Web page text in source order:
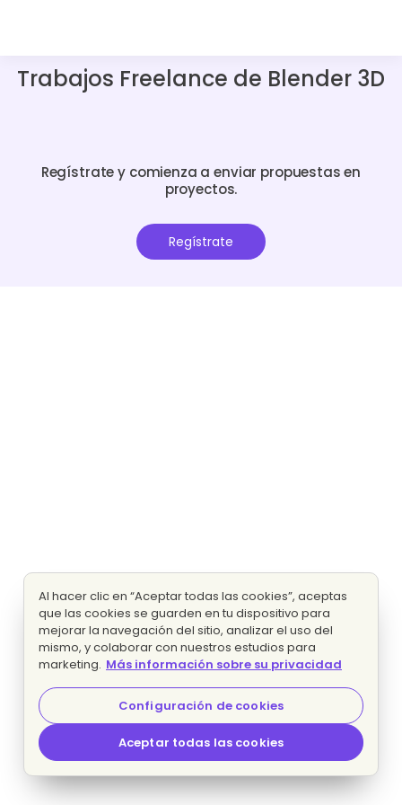
Trabajos Freelance de Blender 3D
Regístrate y comienza a enviar propuestas en
proyectos.
Regístrate
Al hacer clic en “Aceptar todas las cookies”, aceptas
que las cookies se guarden en tu dispositivo para
mejorar la navegación del sitio, analizar el uso del
mismo, y colaborar con nuestros estudios para
marketing. Más información sobre su privacidad
Configuración de cookies
Aceptar todas las cookies